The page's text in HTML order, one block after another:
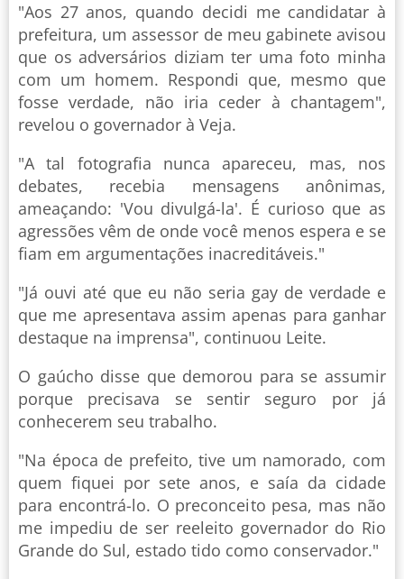
"Aos 27 anos, quando decidi me candidatar à
prefeitura, um assessor de meu gabinete avisou
que os adversários diziam ter uma foto minha
com um homem. Respondi que, mesmo que
fosse verdade, não iria ceder à chantagem",
revelou o governador à Veja.
"A tal fotografia nunca apareceu, mas, nos
debates, recebia mensagens anônimas,
ameaçando: 'Vou divulgá-la'. É curioso que as
agressões vêm de onde você menos espera e se
fiam em argumentações inacreditáveis."
"Já ouvi até que eu não seria gay de verdade e
que me apresentava assim apenas para ganhar
destaque na imprensa", continuou Leite.
O gaúcho disse que demorou para se assumir
porque precisava se sentir seguro por já
conhecerem seu trabalho.
"Na época de prefeito, tive um namorado, com
quem fiquei por sete anos, e saía da cidade
para encontrá-lo. O preconceito pesa, mas não
me impediu de ser reeleito governador do Rio
Grande do Sul, estado tido como conservador."